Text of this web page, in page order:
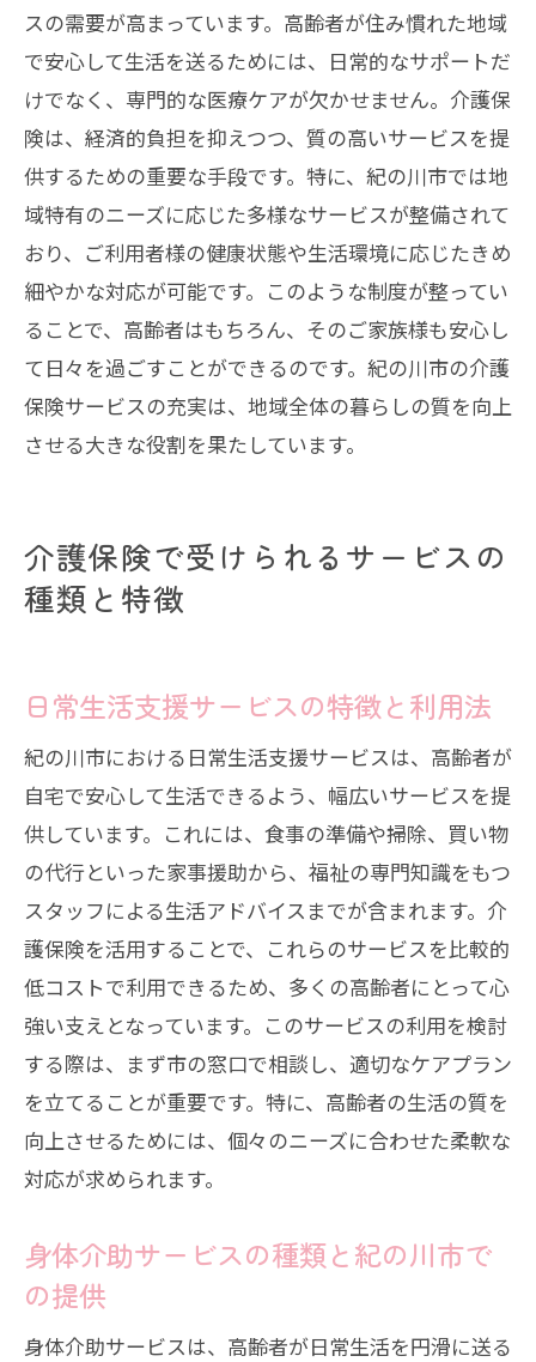
スの需要が高まっています。高齢者が住み慣れた地域
で安心して生活を送るためには、日常的なサポートだ
けでなく、専門的な医療ケアが欠かせません。介護保
険は、経済的負担を抑えつつ、質の高いサービスを提
供するための重要な手段です。特に、紀の川市では地
域特有のニーズに応じた多様なサービスが整備されて
おり、ご利用者様の健康状態や生活環境に応じたきめ
細やかな対応が可能です。このような制度が整ってい
ることで、高齢者はもちろん、そのご家族様も安心し
て日々を過ごすことができるのです。紀の川市の介護
保険サービスの充実は、地域全体の暮らしの質を向上
させる大きな役割を果たしています。
介護保険で受けられるサービスの
種類と特徴
日常生活支援サービスの特徴と利用法
紀の川市における日常生活支援サービスは、高齢者が
自宅で安心して生活できるよう、幅広いサービスを提
供しています。これには、食事の準備や掃除、買い物
の代行といった家事援助から、福祉の専門知識をもつ
スタッフによる生活アドバイスまでが含まれます。介
護保険を活用することで、これらのサービスを比較的
低コストで利用できるため、多くの高齢者にとって心
強い支えとなっています。このサービスの利用を検討
する際は、まず市の窓口で相談し、適切なケアプラン
を立てることが重要です。特に、高齢者の生活の質を
向上させるためには、個々のニーズに合わせた柔軟な
対応が求められます。
身体介助サービスの種類と紀の川市で
の提供
身体介助サービスは、高齢者が日常生活を円滑に送る